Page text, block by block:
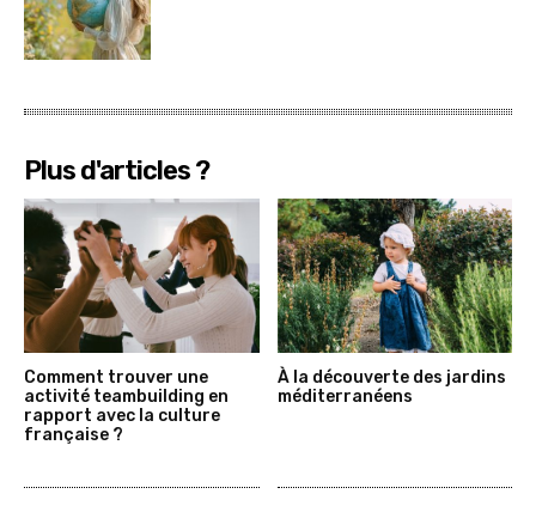
Plus d'articles ?
Comment trouver une
activité teambuilding en
rapport avec la culture
française ?
À la découverte des jardins
méditerranéens